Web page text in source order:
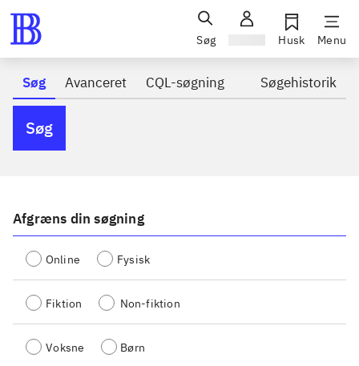
Søg Husk Menu
Søg Avanceret CQL-søgning Søgehistorik
Søg
Afgræns din søgning
Online Fysisk
Fiktion Non-fiktion
Voksne Børn